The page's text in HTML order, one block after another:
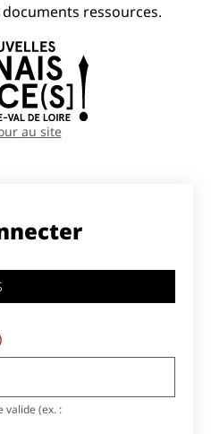
ressources.
au site
valide (ex. :